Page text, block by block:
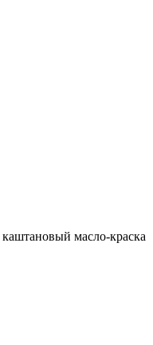
каштановый масло-краска